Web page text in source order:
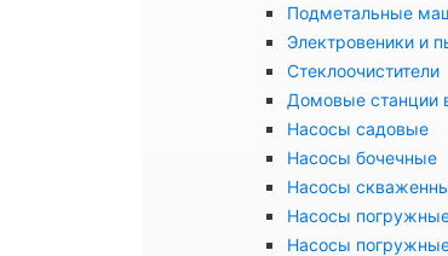
Подметальные
Электровеники и
Стеклоочистители
Домовые станции
Насосы садовые
Насосы бочечные
Насосы
Насосы
Насосы